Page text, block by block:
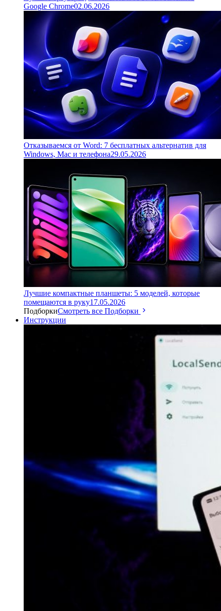
Google Chrome02.06.2026
Отказываемся от Word: 7 бесплатных альтернатив для
Windows, Mac и телефона29.05.2026
Лучшие компактные планшеты: 5 моделей, которые
помещаются в руку17.05.2026
ПодборкиСмотреть все Подборки
Инструкции